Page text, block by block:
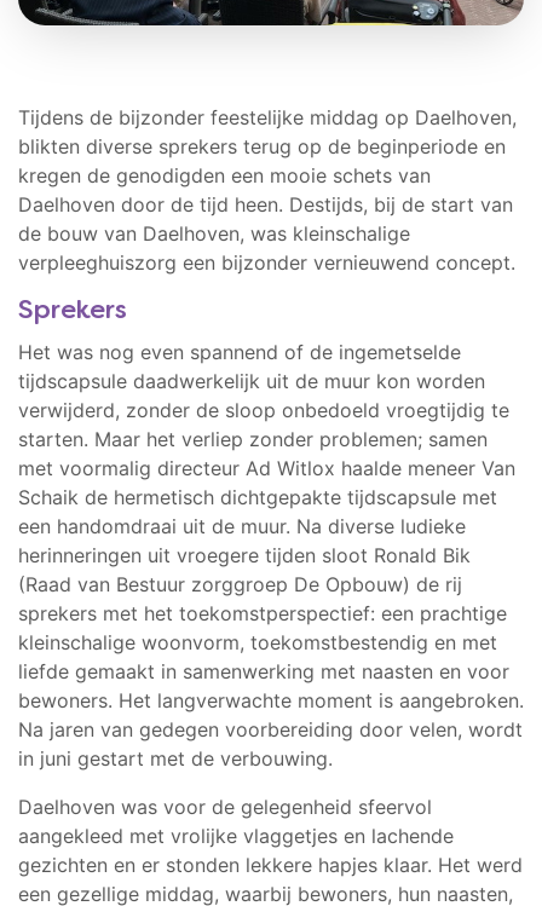
Tijdens de bijzonder feestelijke middag op Daelhoven,
blikten diverse sprekers terug op de beginperiode en
kregen de genodigden een mooie schets van
Daelhoven door de tijd heen. Destijds, bij de start van
de bouw van Daelhoven, was kleinschalige
verpleeghuiszorg een bijzonder vernieuwend concept.
Sprekers
Het was nog even spannend of de ingemetselde
tijdscapsule daadwerkelijk uit de muur kon worden
verwijderd, zonder de sloop onbedoeld vroegtijdig te
starten. Maar het verliep zonder problemen; samen
met voormalig directeur Ad Witlox haalde meneer Van
Schaik de hermetisch dichtgepakte tijdscapsule met
een handomdraai uit de muur. Na diverse ludieke
herinneringen uit vroegere tijden sloot Ronald Bik
(Raad van Bestuur zorggroep De Opbouw) de rij
sprekers met het toekomstperspectief: een prachtige
kleinschalige woonvorm, toekomstbestendig en met
liefde gemaakt in samenwerking met naasten en voor
bewoners. Het langverwachte moment is aangebroken.
Na jaren van gedegen voorbereiding door velen, wordt
in juni gestart met de verbouwing.
Daelhoven was voor de gelegenheid sfeervol
aangekleed met vrolijke vlaggetjes en lachende
gezichten en er stonden lekkere hapjes klaar. Het werd
een gezellige middag, waarbij bewoners, hun naasten,